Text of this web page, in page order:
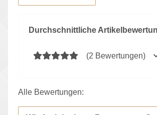
Durchschnittliche
(2 Bewertungen)
Alle Bewertungen: